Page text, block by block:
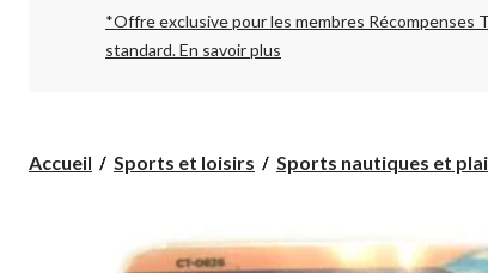
pour
changer
*Offre exclusive pour les membres Récompenses
standard.En savoir plus
Accueil Sports et loisirs Sports nautiques et